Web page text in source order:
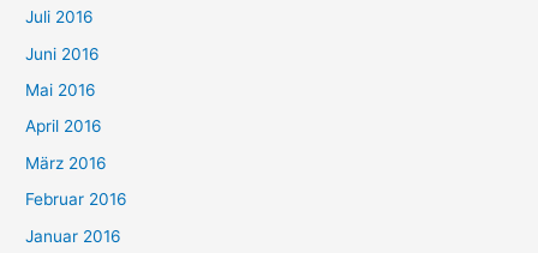
Juli 2016
Juni 2016
Mai 2016
April 2016
März 2016
Februar 2016
Januar 2016